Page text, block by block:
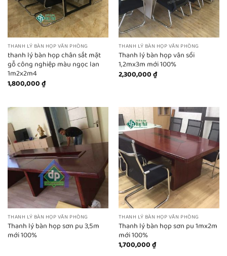
THANH LÝ BÀN HỌP VĂN PHÒNG
thanh lý bàn họp chân sắt mặt
gỗ công nghiệp màu ngọc lan
1m2x2m4
1,800,000₫
THANH LÝ BÀN HỌP VĂN PHÒNG
Thanh lý bàn họp vân sồi
1,2mx3m mới 100%
2,300,000₫
THANH LÝ BÀN HỌP VĂN PHÒNG
Thanh lý bàn họp sơn pu 3,5m
mới 100%
THANH LÝ BÀN HỌP VĂN PHÒNG
Thanh lý bàn họp sơn pu 1mx2m
mới 100%
1,700,000₫